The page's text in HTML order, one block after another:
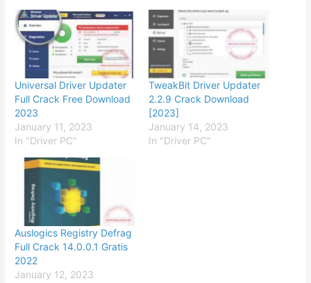
Universal Driver Updater
Full Crack Free Download
2023
January 11, 2023
In "Driver PC"
TweakBit Driver Updater
2.2.9 Crack Download
[2023]
January 14, 2023
In "Driver PC"
Auslogics Registry Defrag
Full Crack 14.0.0.1 Gratis
2022
January 12, 2023